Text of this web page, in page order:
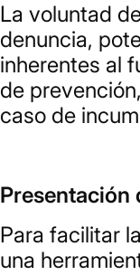
La voluntad
denuncia,
inherentes al
de
caso de
Presentación
Para facilitar
una